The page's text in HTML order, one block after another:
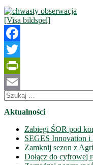
[Visa bildspel]
Facebook
Twitter
PrintFriendly
Email
Szukaj:
Aktualności
Zabiegi ŚOR pod
SEGES Innovation i
Zamknij sezon z
Dołącz do cyfrowej